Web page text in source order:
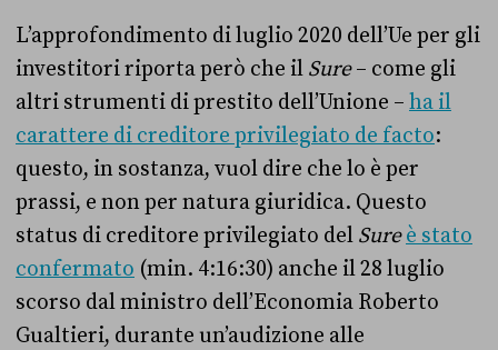
L’approfondimento di luglio 2020 dell’Ue per gli
investitori riporta però che il Sure– come gli
altri strumenti di prestito dell’Unione – ha il
carattere di creditore privilegiato de facto:
questo, in sostanza, vuol dire che lo è per
prassi, e non per natura giuridica. Questo
status di creditore privilegiato del Sure è stato
confermato (min. 4:16:30) anche il 28 luglio
scorso dal ministro dell’Economia Roberto
Gualtieri, durante un’audizione alle